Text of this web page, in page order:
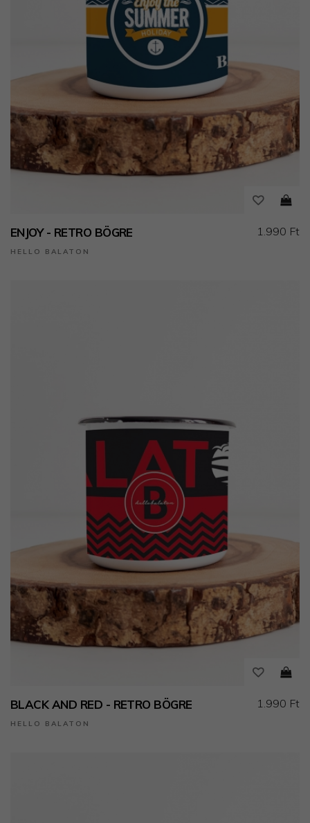
ENJOY - RETRO BÖGRE
HELLO BALATON
1.990 Ft
BLACK AND RED - RETRO BÖGRE
HELLO BALATON
1.990 Ft